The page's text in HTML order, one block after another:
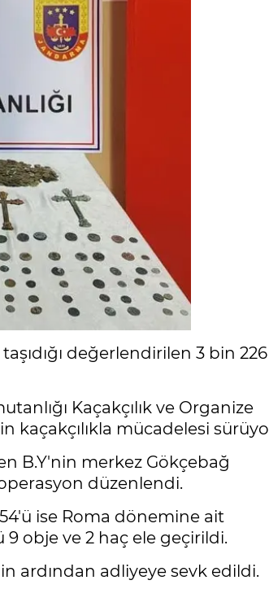
değerlendirilen 3 bin 226
Kaçakçılık ve Organize
kaçakçılıkla mücadelesi
B.Y'nin merkez Gökçebağ
düzenlendi.
ise Roma dönemine ait
9 obje ve 2 haç ele geçirildi.
ardından adliyeye sevk edildi.